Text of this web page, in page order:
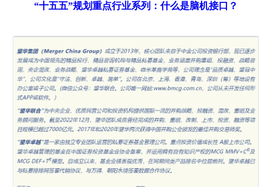
“十五五”规划重点行业系列：什么是脑机接口？